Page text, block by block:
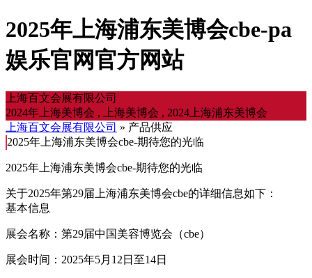
2025年上海浦东美博会cbe-pa
娱乐官网官方网站
上海百文会展有限公司
2024年上海美博会 , 上海美博会 , 2024上海浦东美博会
上海百文会展有限公司 » 产品供应
2025年上海浦东美博会cbe-期待您的光临
2025年上海浦东美博会cbe-期待您的光临
关于2025年第29届上海浦东美博会cbe的详细信息如下：
基本信息
展会名称：第29届中国美容博览会（cbe）
展会时间：2025年5月12日至14日